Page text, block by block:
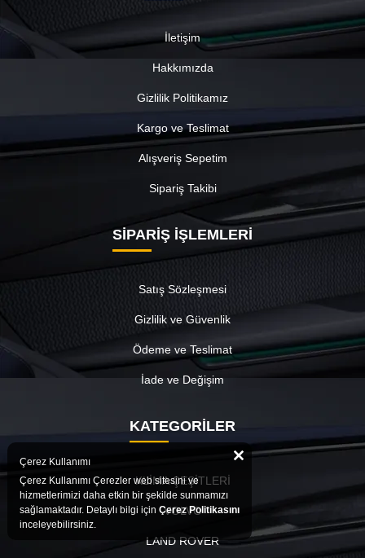
İletişim
Hakkımızda
Gizlilik Politikamız
Kargo ve Teslimat
Alışveriş Sepetim
Sipariş Takibi
SİPARİŞ İŞLEMLERİ
Satış Sözleşmesi
Gizlilik ve Güvenlik
Ödeme ve Teslimat
İade ve Değişim
KATEGORİLER
KLİMA ÇEŞİTLERİ
VOLVO
LAND ROVER
Çerez Kullanımı
Çerez Kullanımı Çerezler web sitesini ve
hizmetlerimizi daha etkin bir şekilde sunmamızı
sağlamaktadır. Detaylı bilgi için Çerez Politikasını
inceleyebilirsiniz.